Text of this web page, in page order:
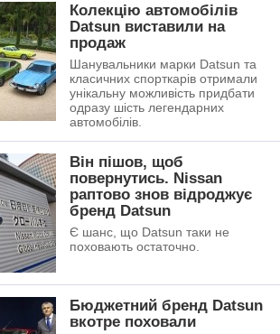
Колекцію автомобілів
Datsun виставили на
продаж
Шанувальники марки Datsun та
класичних спорткарів отримали
унікальну можливість придбати
одразу шість легендарних
автомобілів.
Він пішов, щоб
повернутись. Nissan
раптово знов відроджує
бренд Datsun
Є шанс, що Datsun таки не
поховають остаточно.
Бюджетний бренд Datsun
вкотре поховали